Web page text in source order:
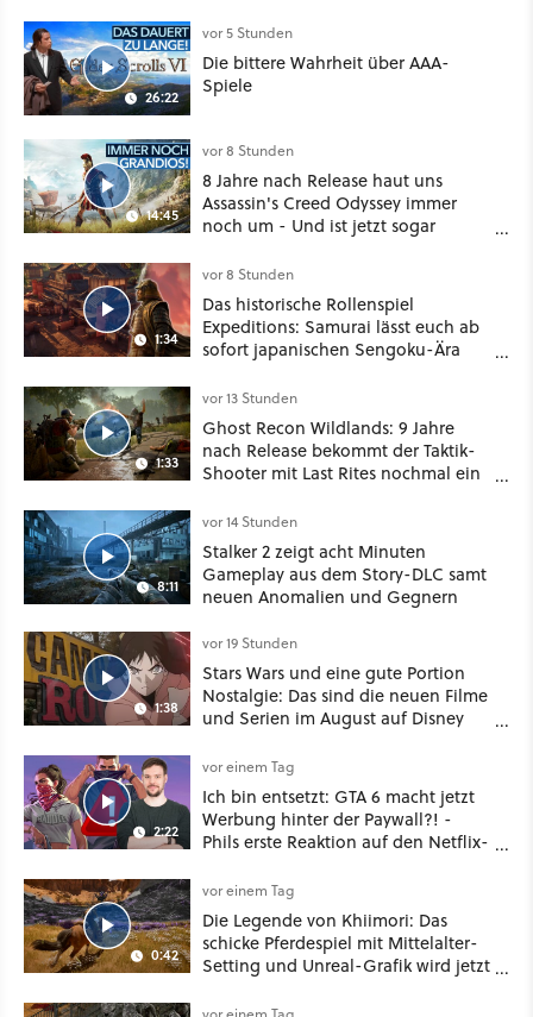
26:22
vor 5 Stunden
Die bittere Wahrheit über AAA-
Spiele
14:45
vor 8 Stunden
8 Jahre nach Release haut uns
Assassin's Creed Odyssey immer
noch um - Und ist jetzt sogar
1:34
vor 8 Stunden
Das historische Rollenspiel
Expeditions: Samurai lässt euch ab
sofort japanischen Sengoku-Ära
oder Diplomatie
1:33
vor 13 Stunden
Ghost Recon Wildlands: 9 Jahre
nach Release bekommt der Taktik-
Shooter mit Last Rites nochmal ein
8:11
vor 14 Stunden
Stalker 2 zeigt acht Minuten
Gameplay aus dem Story-DLC samt
neuen Anomalien und Gegnern
1:38
vor 19 Stunden
Stars Wars und eine gute Portion
Nostalgie: Das sind die neuen Filme
und Serien im August auf Disney
2:22
vor einem Tag
Ich bin entsetzt: GTA 6 macht jetzt
Werbung hinter der Paywall?! -
Phils erste Reaktion auf den Netflix-
0:42
vor einem Tag
Die Legende von Khiimori: Das
schicke Pferdespiel mit Mittelalter-
Setting und Unreal-Grafik wird jetzt